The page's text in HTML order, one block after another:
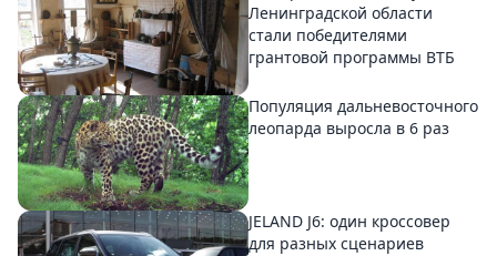
Ленинградской области
стали победителями
грантовой программы ВТБ
Популяция дальневосточного
леопарда выросла в 6 раз
JELAND J6: один кроссовер
для разных сценариев